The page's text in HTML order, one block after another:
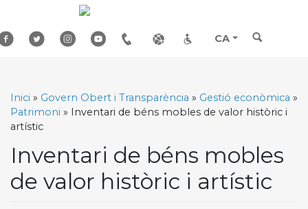
content
CA
Inici » Govern Obert i Transparència » Gestió econòmica »
Patrimoni » Inventari de béns mobles de valor històric i
artístic
Inventari de béns mobles
de valor històric i artístic